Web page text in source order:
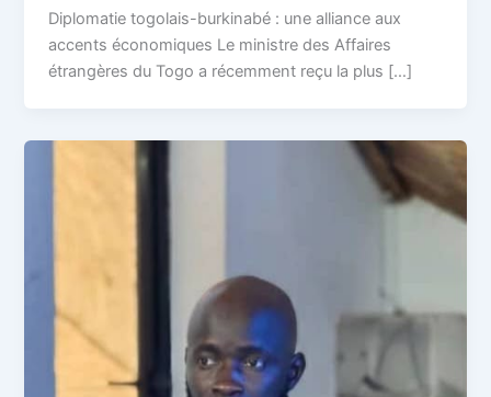
Diplomatie togolais-burkinabé : une alliance aux
accents économiques Le ministre des Affaires
étrangères du Togo a récemment reçu la plus […]